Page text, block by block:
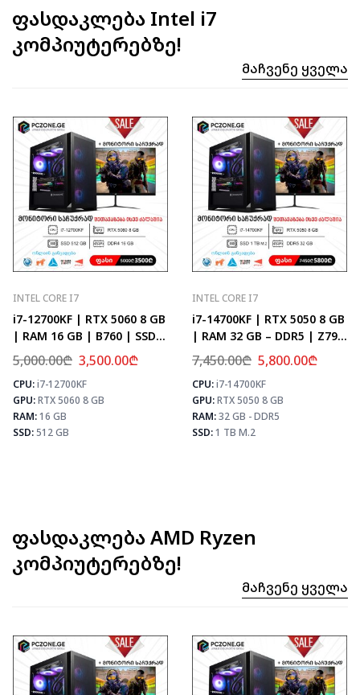
ფასდაკლება Intel i7
კომპიუტერებზე!
Მაჩვენე Ყველა
MAX FPS
CS2
435
PUBG
259
Fortnite
306
INTEL CORE I7
i7-12700KF | RTX 5060 8 GB
| RAM 16 GB | B760 | SSD
512 GB
5,000.00₾ 3,500.00₾
CPU:i7-12700KF
GPU:RTX 5060 8 GB
RAM:16 GB
SSD:512 GB
⚡ MAX FPS
CS2
331
PUBG
193
Fortnite
228
INTEL CORE I7
i7-14700KF | RTX 5050 8 GB
| RAM 32 GB – DDR5 | Z790
| SSD 1 TB M.2
7,450.00₾ 5,800.00₾
CPU:i7-14700KF
GPU:RTX 5050 8 GB
RAM:32 GB - DDR5
SSD:1 TB M.2
ფასდაკლება AMD Ryzen
კომპიუტერებზე!
Მაჩვენე Ყველა